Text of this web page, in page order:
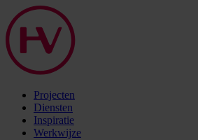
Projecten
Diensten
Inspiratie
Werkwijze